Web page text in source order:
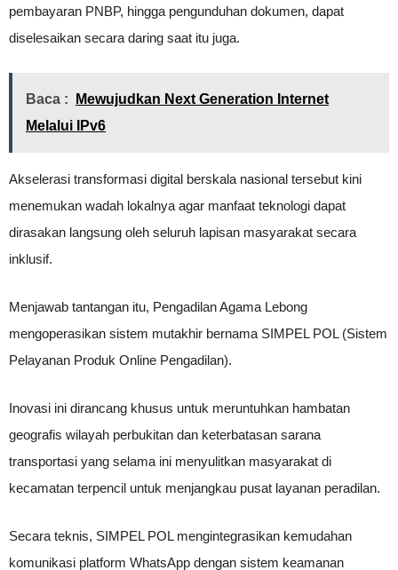
pembayaran PNBP, hingga pengunduhan dokumen, dapat
diselesaikan secara daring saat itu juga.
Baca :
Mewujudkan Next Generation Internet
Melalui IPv6
Akselerasi transformasi digital berskala nasional tersebut kini
menemukan wadah lokalnya agar manfaat teknologi dapat
dirasakan langsung oleh seluruh lapisan masyarakat secara
inklusif.
Menjawab tantangan itu, Pengadilan Agama Lebong
mengoperasikan sistem mutakhir bernama SIMPEL POL (Sistem
Pelayanan Produk Online Pengadilan).
Inovasi ini dirancang khusus untuk meruntuhkan hambatan
geografis wilayah perbukitan dan keterbatasan sarana
transportasi yang selama ini menyulitkan masyarakat di
kecamatan terpencil untuk menjangkau pusat layanan peradilan.
Secara teknis, SIMPEL POL mengintegrasikan kemudahan
komunikasi platform WhatsApp dengan sistem keamanan